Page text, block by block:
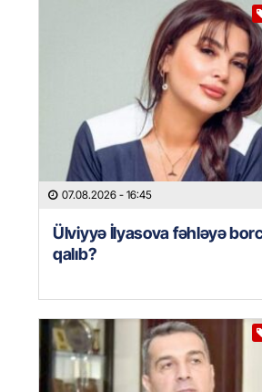
07.08.2026 - 16:45
Ülviyyə İlyasova fəhləyə
qalıb?